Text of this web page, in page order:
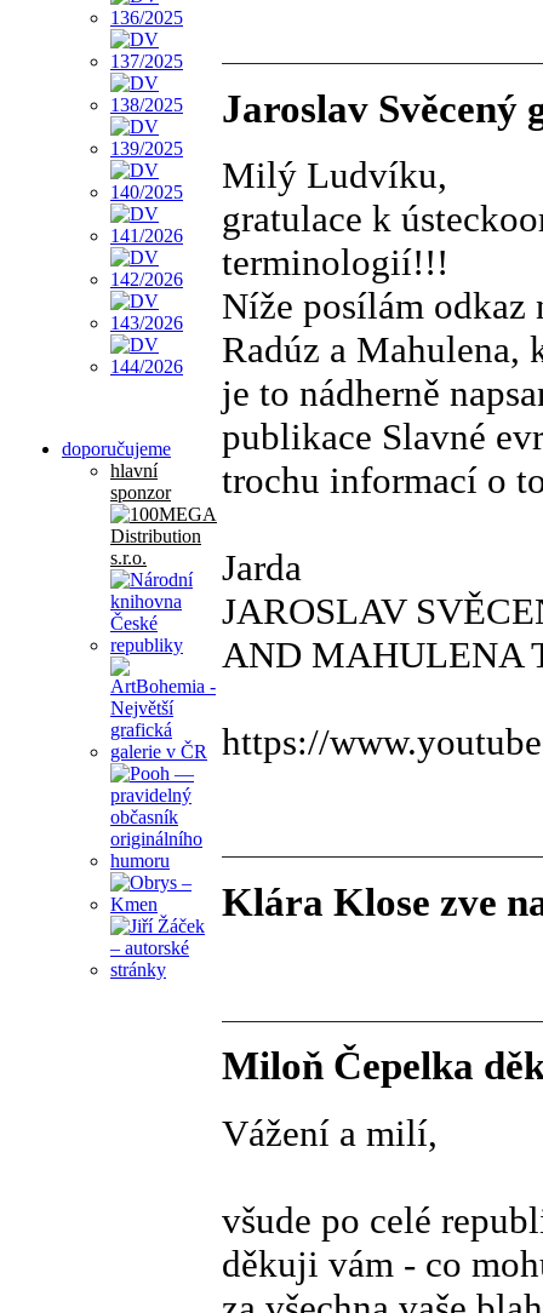
doporučujeme
hlavní
sponzor
Jaroslav
Milý Ludvíku,
gratulace k
terminologií!!!
Níže posílám
Radúz a Mahulena,
je to nádherně
publikace Slavné
trochu informací o
Jarda
JAROSLAV
AND MAHULENA
https://
Klára Klose zve
Miloň Čepelka
Vážení a milí,
všude po celé
děkuji vám - co